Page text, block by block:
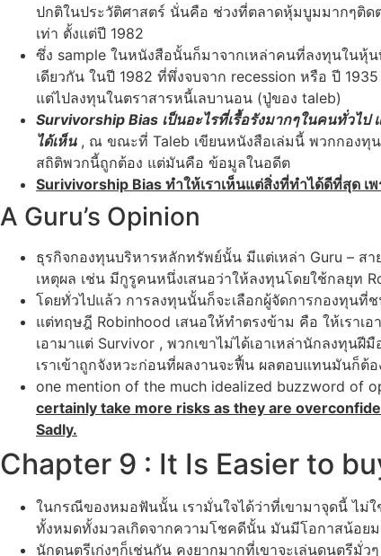
ปกติในประวัติศาสตร์ นั่นคือ ช่วงที่ตลาดหุ้มบูมมากๆติด
เท่า ตั้งแต่ปี 1982
ซึ่ง sample ในหนังสือนั้นก็มาจากเหล่าคนที่ลงทุนในหุ้
เดียวกัน ในปี 1982 ที่พึ่งจบจาก recession หรือ ปี
แต่ไปลงทุนในตราสารหนี้เลบานอน (ปู่ของ taleb)
Survivorship Bias เป็นอะไรที่เรื้อรังมากๆในคนทั่วไ
ได้เห็น , ณ ขณะที่ Taleb เขียนหนังสือเล่มนี้ พวกกองทุ
สถิติพวกนี้ถูกต้อง แต่มันคือ ข้อมูลในอดีต
Surivivorship Bias ทำให้เราเห็นแต่สิ่งที่ทำได้ดีที่สุด เ
A Guru’s Opinion
ธุรกิจกองทุนบริหารหลักทรัพย์นั้น มีแต่เหล่า Guru – ส
เหตุผล เช่น มีกูรูคนหนึ่งเสนอว่าให้ลงทุนโดยใช้กลยุท
โดยทั่วไปแล้ว การลงทุนนั้นก็จะเลือกผู้จัดการกองทุนที่
แต่ทฤษฎี Robinhood เสนอให้ทำตรงข้าม คือ ให้เราเ
เอามาแต่ Survivor , พวกเขาไม่ได้เอาเหล่านักลงทุน
เราเข้าถูกจังหวะก่อนที่ผลงานจะฟื้น ผลตอบแทนมันก็ต้
one mention of the much idealized buzzword of
certainly take more risks as they are
Sadly.
Chapter 9 : It Is Easier to
ในกรณีของหมอฟันนั้น เรามั่นใจได้ว่าที่เขามาจุดนี้ ไม่
ทั้งหมดทั้งมวลเกิดจากความโชคดีนั้น มันมีโอกาสน้อย
นักดนตรีเก่งๆก็เช่นกัน คงยากมากที่เขาจะเล่นดนตรีมั่ว